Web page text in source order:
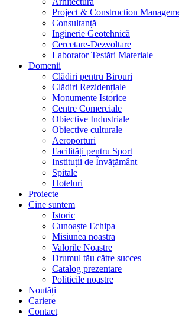
Project & Construction
Consultanță
Inginerie Geotehnică
Cercetare-Dezvoltare
Laborator Testări Materiale
Domenii
Clădiri pentru Birouri
Clădiri Rezidențiale
Monumente Istorice
Centre Comerciale
Obiective Industriale
Obiective culturale
Aeroporturi
Facilități pentru Sport
Instituții de Învățământ
Spitale
Hoteluri
Proiecte
Cine suntem
Istoric
Cunoaște Echipa
Misiunea noastra
Valorile Noastre
Drumul tău către succes
Catalog prezentare
Politicile noastre
Noutăți
Cariere
Contact